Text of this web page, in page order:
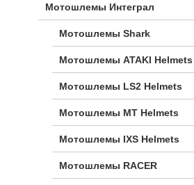
Мотошлемы Интеграл
Мотошлемы Shark
Мотошлемы ATAKI Helmets
Мотошлемы LS2 Helmets
Мотошлемы MT Helmets
Мотошлемы IXS Helmets
Мотошлемы RACER